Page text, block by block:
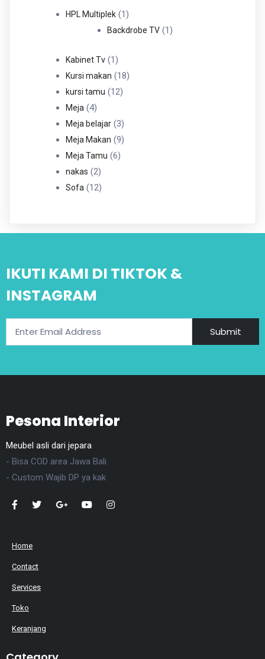
HPL Multiplek 11
Produk
Backdrobe TV 11
Kabinet Tv 11
Produk
Kursi makan 1818
kursi tamu 1212
Meja 44
Produk
Meja belajar 33
Produk
Meja Makan 99
Meja Tamu 66
nakas 22
Produk
Sofa 1212
IKUTI KAMI DI TIKTOK &
INSTAGRAM
Submit
Pesona Interior
Meubel asli dari jepara
- Bisa COD area Jawa Bali
- Custom Wajib DP ya kak
Home
Contact
Services
Toko
Keranjang